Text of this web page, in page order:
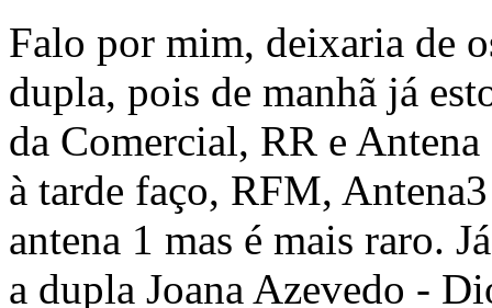
Falo por mim, deixaria de
dupla, pois de manhã já
da Comercial, RR e
à tarde faço, RFM,
antena 1 mas é mais raro.
a dupla Joana Azevedo -